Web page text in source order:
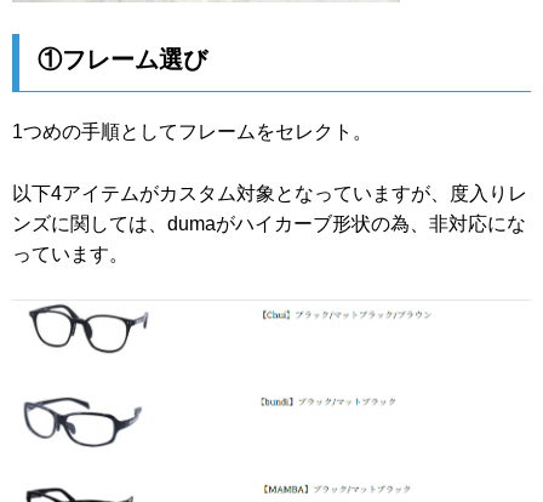
①フレーム選び
1つめの手順としてフレームをセレクト。
以下4アイテムがカスタム対象となっていますが、度入りレ
ンズに関しては、dumaがハイカーブ形状の為、非対応にな
っています。